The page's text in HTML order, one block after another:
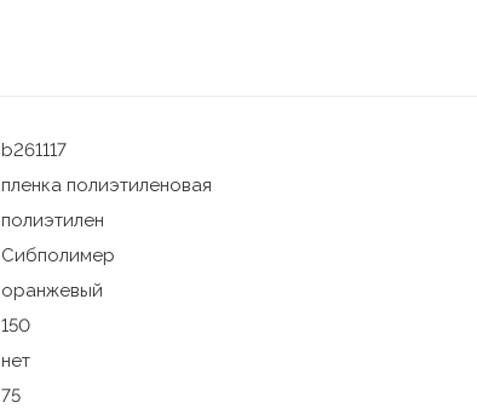
b261117
пленка полиэтиленовая
полиэтилен
Сибполимер
оранжевый
150
нет
75